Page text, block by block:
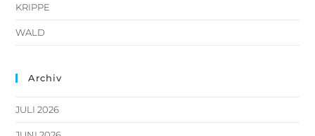
KRIPPE
WALD
Archiv
JULI 2026